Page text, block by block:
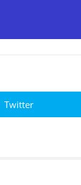
Twitter